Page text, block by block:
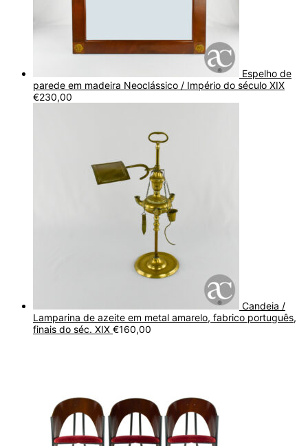
Espelho de
parede em madeira Neoclássico / Império do século XIX
€230,00
Candeia /
Lamparina de azeite em metal amarelo, fabrico português,
finais do séc. XIX €160,00